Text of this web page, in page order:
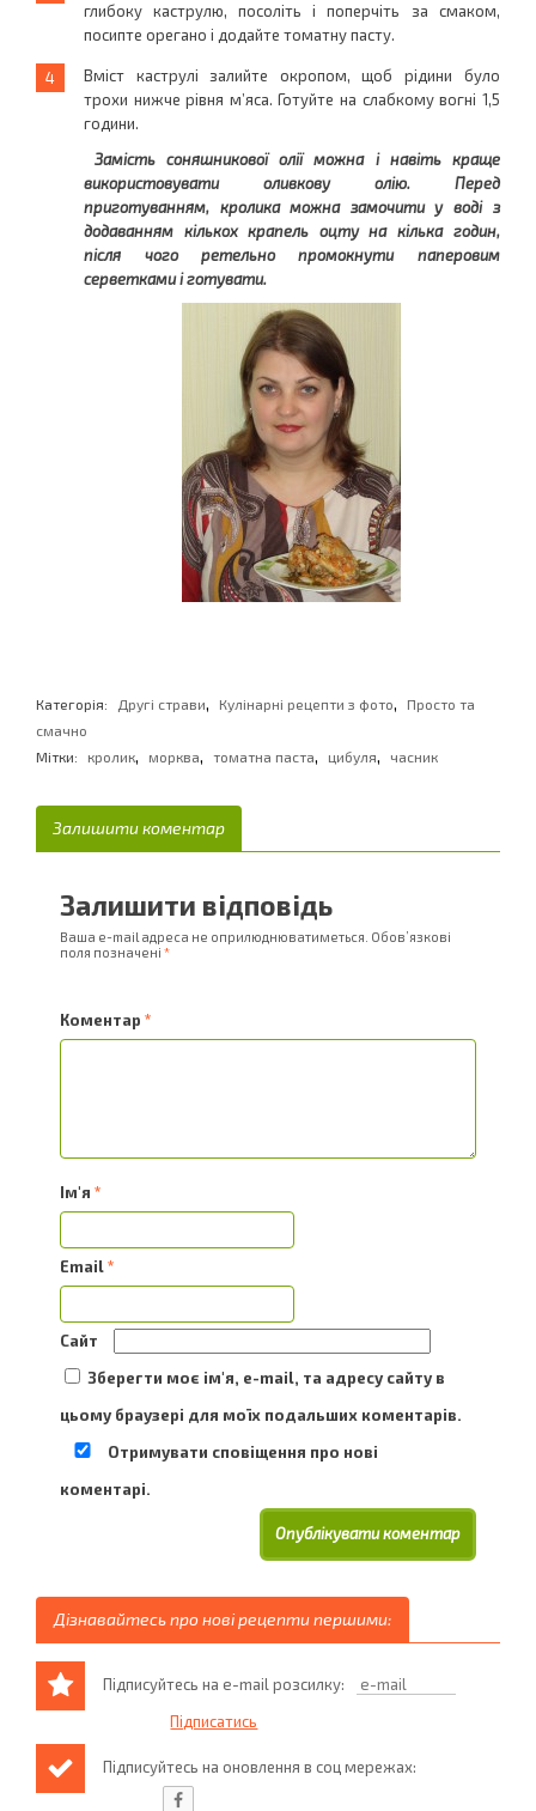
глибоку каструлю, посоліть і поперчіть за смаком,
посипте орегано і додайте томатну пасту.
Вміст каструлі залийте окропом, щоб рідини було
трохи нижче рівня м’яса. Готуйте на слабкому вогні 1,5
години.
Замість соняшникової олії можна і навіть краще
використовувати оливкову олію. Перед
приготуванням, кролика можна замочити у воді з
додаванням кількох крапель оцту на кілька годин,
після чого ретельно промокнути паперовим
серветками і готувати.
Категорія: Другі страви, Кулінарні рецепти з фото,
Просто та
смачно
Мітки:
кролик, морква, томатна паста, цибуля, часник
Залишити коментар
Залишити відповідь
Ваша e-mail адреса не оприлюднюватиметься. Обов’язкові
поля позначені *
Коментар *
Ім'я *
Email*
Сайт
Зберегти моє ім'я, e-mail, та адресу сайту в
цьому браузері для моїх подальших коментарів.
Отримувати сповіщення про нові
коментарі.
Дізнавайтесь про нові рецепти першими:
Підписуйтесь на e-mail розсилку:
Підписуйтесь на оновлення в соц мережах: